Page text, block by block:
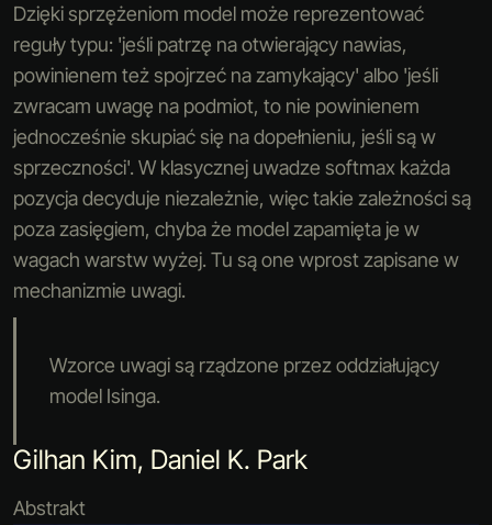
Dzięki sprzężeniom model może reprezentować
reguły typu: 'jeśli patrzę na otwierający nawias,
powinienem też spojrzeć na zamykający' albo 'jeśli
zwracam uwagę na podmiot, to nie powinienem
jednocześnie skupiać się na dopełnieniu, jeśli są w
sprzeczności'. W klasycznej uwadze softmax każda
pozycja decyduje niezależnie, więc takie zależności są
poza zasięgiem, chyba że model zapamięta je w
wagach warstw wyżej. Tu są one wprost zapisane w
mechanizmie uwagi.
Wzorce uwagi są rządzone przez oddziałujący
model Isinga.
Gilhan Kim, Daniel K. Park
Abstrakt